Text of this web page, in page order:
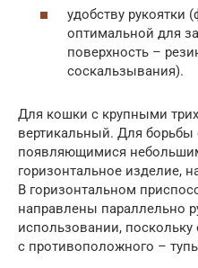
удобству
оптимальной для
поверхность –
соскальзывания).
Для кошки с крупными
вертикальный. Для борьбы
появляющимися
горизонтальное изделие,
В горизонтальном
направлены параллельно
использовании, поскольку
с противоположного –